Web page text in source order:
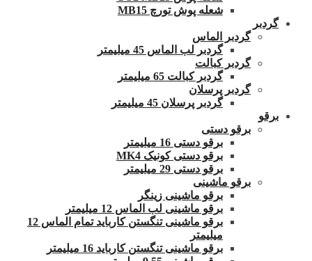
شعله پوش تورچ MB15
گردبر
گردبر الماس
گردبر لب الماس 45 میلیمتر
گردبر کبالت
گردبر کبالت 65 میلیمتر
گردبر پرسلان
گردبر پرسلان 45 میلیمتر
برقو
برقو دستی
برقو دستی 16 میلیمتر
برقو دستی کونیک MK4
برقو دستی 29 میلیمتر
برقو ماشینی
برقو ماشینی زینگر
برقو ماشینی لب الماس 12 میلیمتر
برقو ماشینی تنگستن کارباید تمام الماس 12
میلیمتر
برقو ماشینی تنگستن کارباید 16 میلیمتر